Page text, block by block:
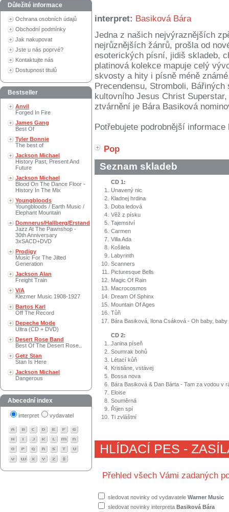
Důležité informace
Ochrana osobních údajů
Obchodní podmínky
Jak nakupovat
Jste u nás poprvé?
Kontaktujte nás
Dostupnost titulů
Bestseller
Anvil
Forged In Fire
James Gang
Best Of
Tyler Bonnie
The best of
Jackson Michael
History Past, Present And
Future
Jackson Michael
Blood On The Dance Floor -
History In The Mix
Youngbloods
Youngbloods / Earth Music /
Elephant Mountain
Domnerus/Hallberg/Erstand
Jazz At The Pawnshop -
30th Anniversary
3xSACD+DVD
Prodigy
Music For The Jilted
Generation
Jackson Alan
Freight Train
V/A
Klezmer Music 1908-1927
Bartos Karl
Off The Record
Depeche Mode
Ultra (CD + DVD)
Desert Rose Band
Best Of The Desert Rose..
Getz Stan
Stan Is Here
Jackson Michael
Dangerous
Abecední index
interpret vydavatel
interpret: Basiková Bára
Jedna z našich nejvýraznějších
nejrůznějších žánrů, prošla od
esoterických písní, jidiš skladeb,
platinová kolekce mapuje celý
skvosty a hity i písně méně
Precendensu, Stromboli,
kultovního Jesus Christ
ztvárnění je Bára Basiková
Potřebujete podrobnější
Pop
Seznam skladeb
CD 1:
1.
Unavený nic
2.
Kladnej hrdina
3.
Doba ledová
4. Věž z písku
5. Tajemství
6. Carmen
7. Villa Ada
8.
Košilela
9.
Labyrinth
10. Scanners
11.
Picturesque Bells
12.
Magic Of Rain
13.
Macrocosmos
14.
Dream Of Sphinx
15.
Mountain Of Ages
16. Tůň
17.
Bára Basiková, Ilona Csáková - Oh baby, baby
CD 2:
1.
Janina píseň
2. Soumrak bohů
3.
Létací kůň
4.
Kristiáne, vstávej
5.
Bossa nova
6.
Bára Basiková & Dan Bárta - Tam za vodou v
7.
Eloise
8. Souměrná
9.
Říjen spí
10. Ti zvláštní
HLÍDACÍ PES -
Přehled všech Vámi zadaných
sledovat novinky od vydavatele Warner Music
sledovat novinky interpreta Basiková Bára